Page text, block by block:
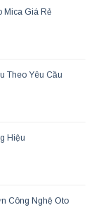
Mica Giá Rẻ
Theo Yêu Cầu
Hiệu
Công Nghệ Oto